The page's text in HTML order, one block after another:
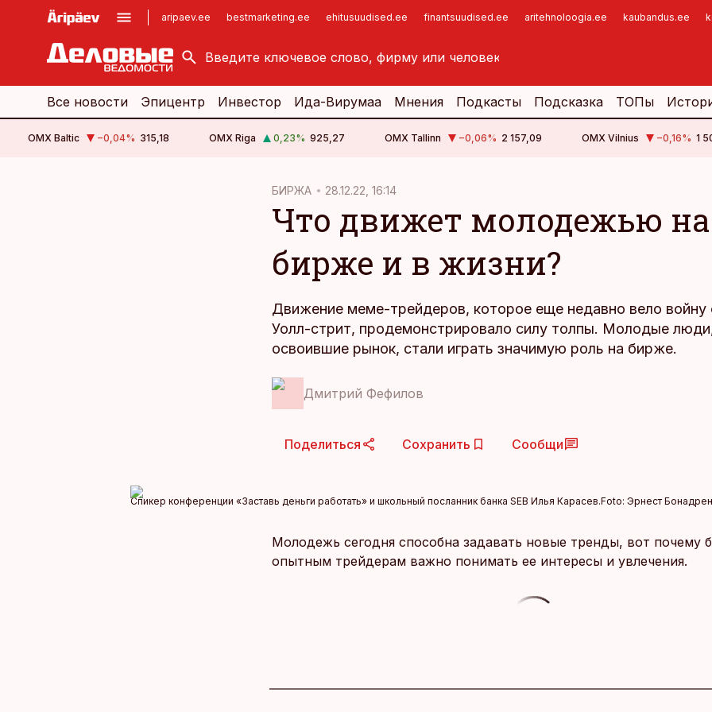
aripaev.ee bestmarketing.ee ehitusuudised.ee finantsuudised.ee aritehnoloogia.ee kaubandus.ee
kinnisvarauudised.ee
logistikauudised.ee
imelineajalugu.ee
Все новости Эпицентр Инвестор Ида-Вирумаа Мнения Подкасты Подсказка ТОПы
OMX Baltic −0,04% 315,18 OMX Riga 0,23% 925,27 OMX Tallinn −0,06% 2 157,09 OMX Vilnius −0,16% 1
БИРЖА 28.12.22, 16:14
Что движет молодежью на
бирже и в жизни?
Движение меме-трейдеров, которое еще недавно вело войну
Уолл-стрит, продемонстрировало силу толпы. Молодые
освоившие рынок, стали играть значимую роль на бирже.
Дмитрий Фефилов
Поделиться Сохранить Сообщи
Спикер конференции «Заставь деньги работать» и школьный посланник банка SEB Илья Карасев.Foto: Эрнест
Молодежь сегодня способна задавать новые тренды, вот почему
опытным трейдерам важно понимать ее интересы и увлечения.